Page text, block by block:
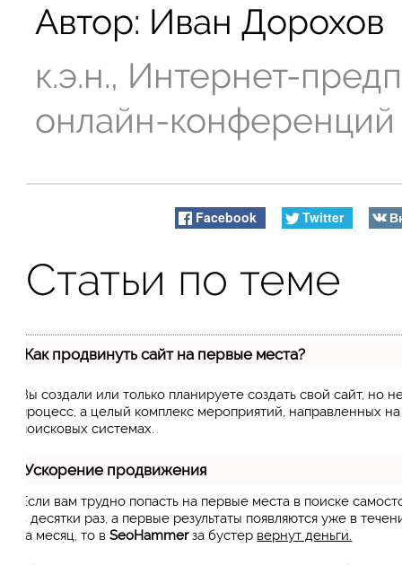
Автор: Иван Дорохов
к.э.н., Интернет-
онлайн-конференций
Facebook Twitter
Статьи по теме
Как продвинуть сайт на первые места?
Вы создали или только планируете создать свой сайт, но
процесс, а целый комплекс мероприятий, направленных
поисковых системах.
Ускорение продвижения
Если вам трудно попасть на первые места в поиске
в десятки раз, а первые результаты появляются уже в
за месяц, то вSeoHammerза бустер вернут деньги.